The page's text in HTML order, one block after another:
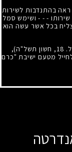
בהתנדבות לשירות
- - - ושימש סמל
בכל אשר עשה הוא
18, חשון תשל"ה),
מטעם ישיבת "כרם